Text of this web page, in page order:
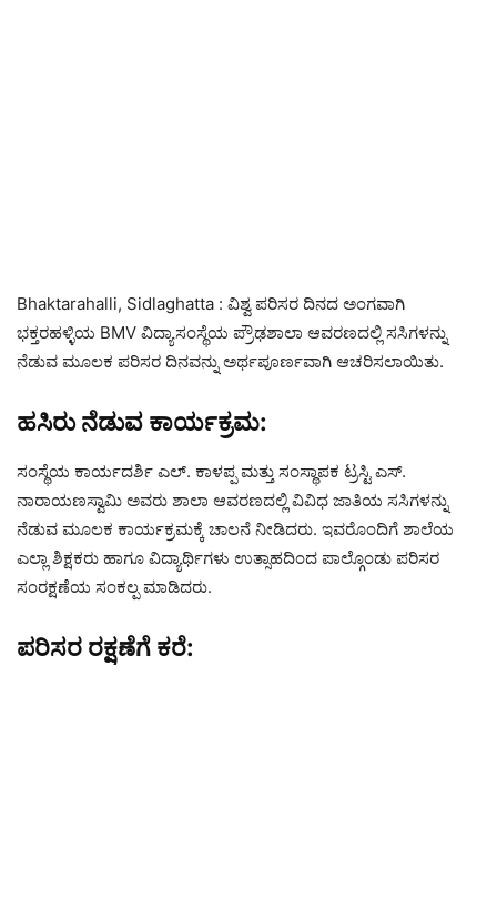
Bhaktarahalli, Sidlaghatta : ವಿಶ್ವ ಪರಿಸರ ದಿನದ ಅಂಗವಾಗಿ
ಭಕ್ತರಹಳ್ಳಿಯ BMV ವಿದ್ಯಾಸಂಸ್ಥೆಯ ಪ್ರೌಢಶಾಲಾ ಆವರಣದಲ್ಲಿ ಸಸಿಗಳನ್ನು
ನೆಡುವ ಮೂಲಕ ಪರಿಸರ ದಿನವನ್ನು ಅರ್ಥಪೂರ್ಣವಾಗಿ ಆಚರಿಸಲಾಯಿತು.
ಹಸಿರು ನೆಡುವ ಕಾರ್ಯಕ್ರಮ:
ಸಂಸ್ಥೆಯ ಕಾರ್ಯದರ್ಶಿ ಎಲ್. ಕಾಳಪ್ಪ ಮತ್ತು ಸಂಸ್ಥಾಪಕ ಟ್ರಸ್ಟಿ ಎಸ್.
ನಾರಾಯಣಸ್ವಾಮಿ ಅವರು ಶಾಲಾ ಆವರಣದಲ್ಲಿ ವಿವಿಧ ಜಾತಿಯ ಸಸಿಗಳನ್ನು
ನೆಡುವ ಮೂಲಕ ಕಾರ್ಯಕ್ರಮಕ್ಕೆ ಚಾಲನೆ ನೀಡಿದರು. ಇವರೊಂದಿಗೆ ಶಾಲೆಯ
ಎಲ್ಲಾ ಶಿಕ್ಷಕರು ಹಾಗೂ ವಿದ್ಯಾರ್ಥಿಗಳು ಉತ್ಸಾಹದಿಂದ ಪಾಲ್ಗೊಂಡು ಪರಿಸರ
ಸಂರಕ್ಷಣೆಯ ಸಂಕಲ್ಪ ಮಾಡಿದರು.
ಪರಿಸರ ರಕ್ಷಣೆಗೆ ಕರೆ: